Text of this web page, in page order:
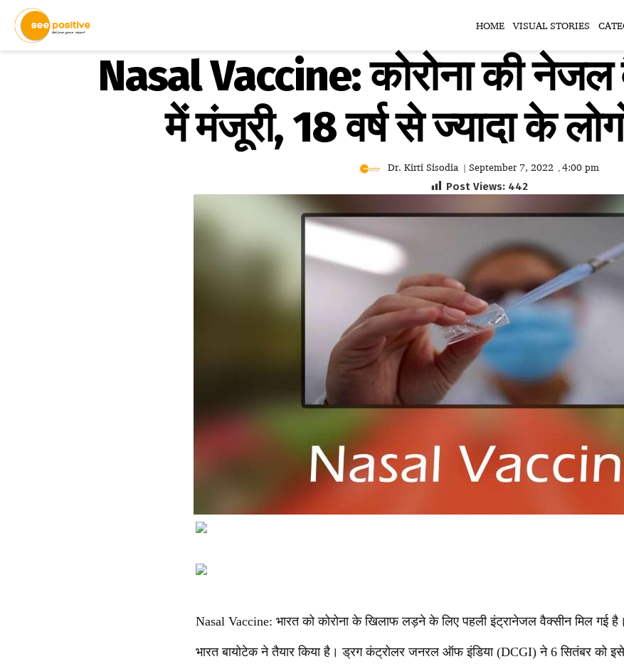
HOME VISUAL STORIES
Nasal Vaccine: कोरोना की नेजल
में मंजूरी, 18 वर्ष से ज्यादा के
Dr. Kirti Sisodia | September 7, 2022 , 4:00 pm
Post Views: 442
Nasal Vaccine: भारत को कोरोना के खिलाफ लड़ने के लिए पहली इंट्रानेजल वैक्सीन मिल गई है।
भारत बायोटेक ने तैयार किया है। ड्रग कंट्रोलर जनरल ऑफ इंडिया (DCGI) ने 6 सितंबर को